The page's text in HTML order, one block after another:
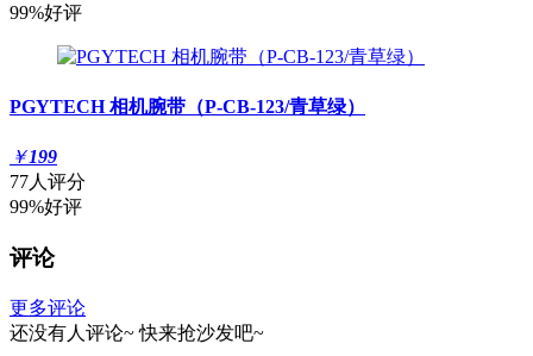
99%好评
PGYTECH 相机腕带（P-CB-123/青草绿）
￥199
77人评分
99%好评
评论
更多评论
还没有人评论~ 快来抢沙发吧~